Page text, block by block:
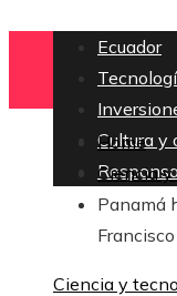
Ecuador
Cultura y
Home
Ciencia
Panamá
Ciencia y